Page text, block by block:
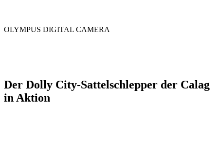
OLYMPUS DIGITAL CAMERA
Der Dolly City-Sattelschlepper der Calag
in Aktion